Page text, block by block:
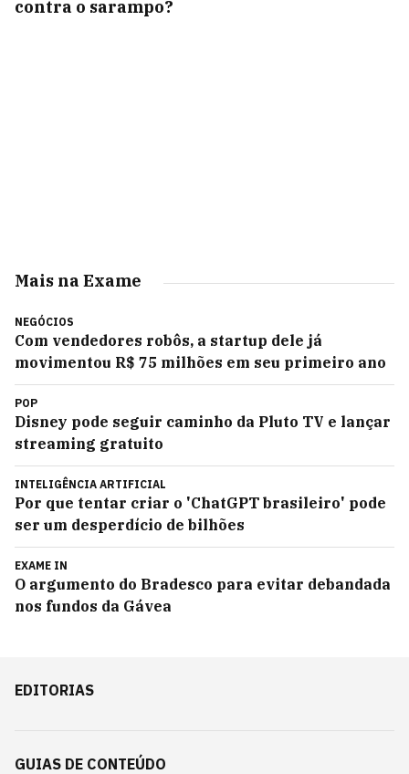
contra o sarampo?
Mais na Exame
NEGÓCIOS
Com vendedores robôs, a startup dele já
movimentou R$ 75 milhões em seu primeiro ano
POP
Disney pode seguir caminho da Pluto TV e lançar
streaming gratuito
INTELIGÊNCIA ARTIFICIAL
Por que tentar criar o 'ChatGPT brasileiro' pode
ser um desperdício de bilhões
EXAME IN
O argumento do Bradesco para evitar debandada
nos fundos da Gávea
EDITORIAS
GUIAS DE CONTEÚDO